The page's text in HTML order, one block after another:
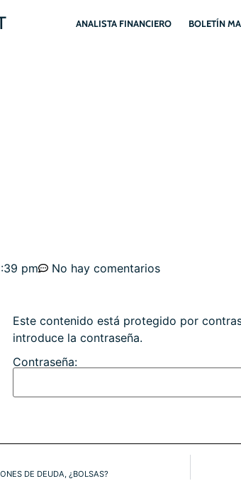
ANALISTA FINANCIERO BOLETÍN
pm No hay comentarios
Este contenido está protegido por
introduce la contraseña.
Contraseña:
DE DEUDA, ¿BOLSAS?